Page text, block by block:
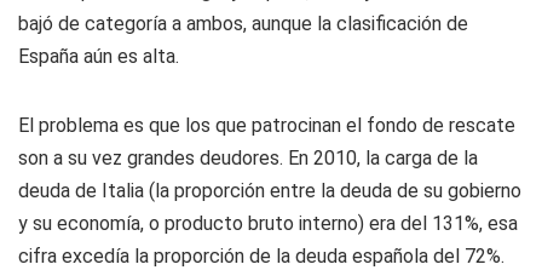
bajó de categoría a ambos, aunque la clasificación de
España aún es alta.
El problema es que los que patrocinan el fondo de rescate
son a su vez grandes deudores. En 2010, la carga de la
deuda de Italia (la proporción entre la deuda de su gobierno
y su economía, o producto bruto interno) era del 131%, esa
cifra excedía la proporción de la deuda española del 72%.